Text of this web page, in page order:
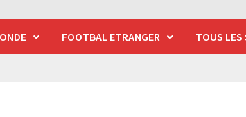
FOOTBAL ETRANGER TOUS LES